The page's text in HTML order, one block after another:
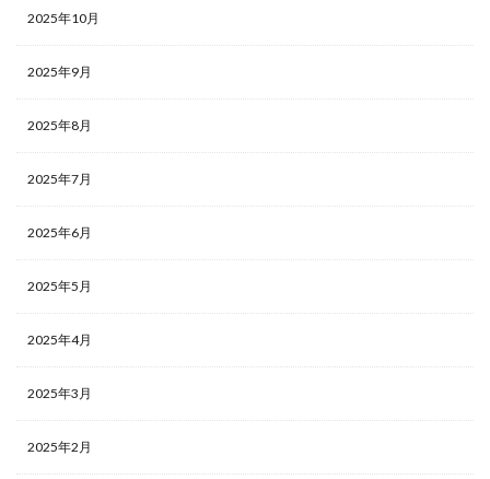
2025年10月
2025年9月
2025年8月
2025年7月
2025年6月
2025年5月
2025年4月
2025年3月
2025年2月